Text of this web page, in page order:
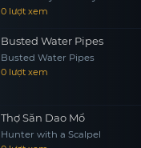
War
0 lượt xem
Busted Water Pipes
Busted Water Pipes
0 lượt xem
Thợ Săn Dao Mổ
Hunter with a Scalpel